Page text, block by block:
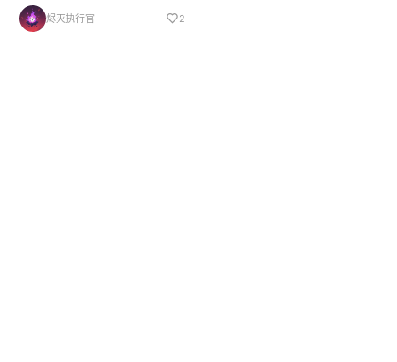
烬灭执行官 2